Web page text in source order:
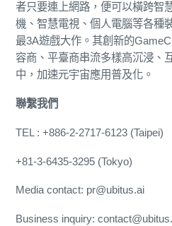
者只要連上網路，便可以橫跨智
機、智慧電視、個人電腦等各種
最3A遊戲大作。其創新的
容商、平臺商串流多樣高沉浸、
中，加速元宇宙應用普及化。
聯繫我們
TEL : +886-2-2717-6123 (Taipei)
+81-3-6435-3295 (Tokyo)
Media contact: pr@ubitus.ai
Business inquiry: